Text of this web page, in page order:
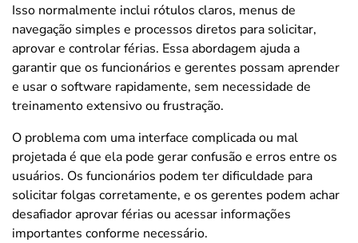
Isso normalmente inclui rótulos claros, menus de
navegação simples e processos diretos para solicitar,
aprovar e controlar férias. Essa abordagem ajuda a
garantir que os funcionários e gerentes possam aprender
e usar o software rapidamente, sem necessidade de
treinamento extensivo ou frustração.
O problema com uma interface complicada ou mal
projetada é que ela pode gerar confusão e erros entre os
usuários. Os funcionários podem ter dificuldade para
solicitar folgas corretamente, e os gerentes podem achar
desafiador aprovar férias ou acessar informações
importantes conforme necessário.